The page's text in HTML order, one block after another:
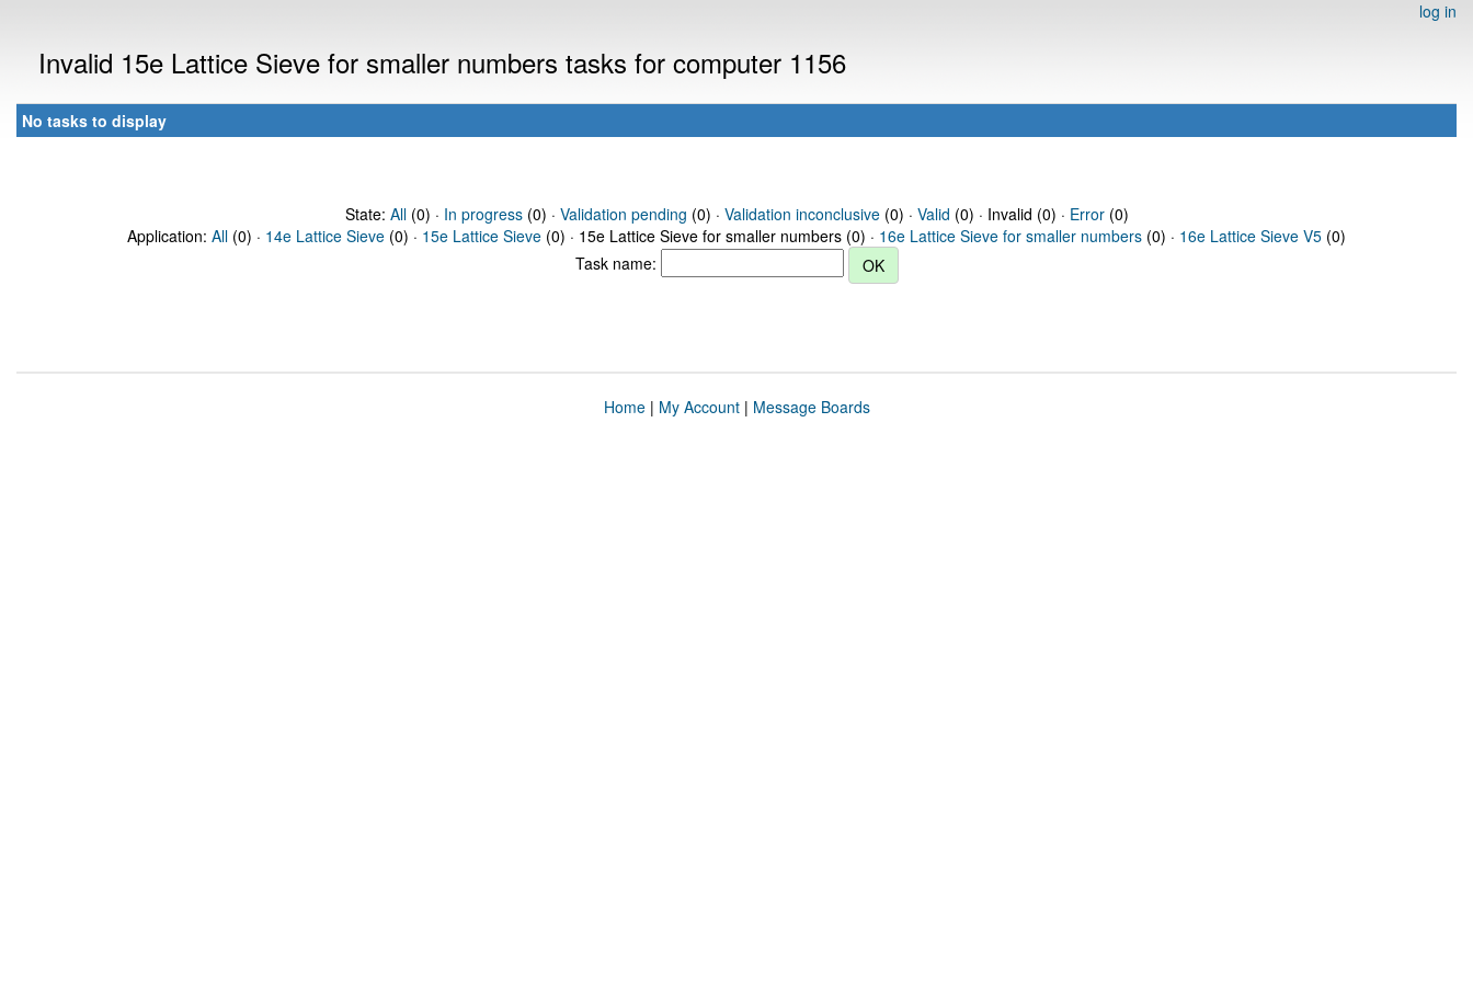
log in
Invalid 15e Lattice Sieve for smaller numbers tasks for computer 1156
No tasks to display
State: All(0) · In progress(0) · Validation pending (0) · Validation inconclusive(0) · Valid (0) · Invalid (0) · Error(0)
Application: All (0) · 14e Lattice Sieve (0) · 15e Lattice Sieve (0) · 15e Lattice Sieve for smaller numbers (0) · 16e Lattice Sieve for smaller numbers (0) · 16e Lattice Sieve V5 (0)
Task name:
Home| My Account| Message Boards